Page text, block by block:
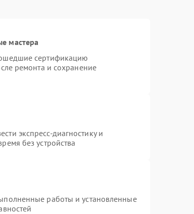
мастера
сертификацию
ремонта и сохранение
экспресс-диагностику и
без устройства
работы и установленные